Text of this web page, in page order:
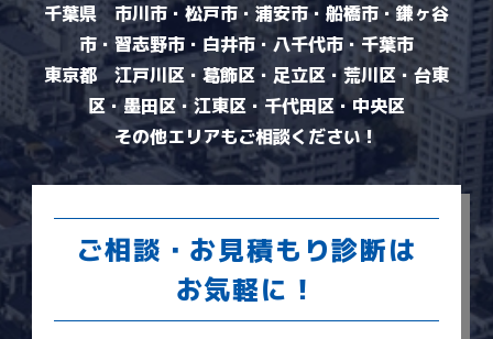
千葉県 市川市・松戸市・浦安市・船橋市・鎌ヶ谷
市・習志野市・白井市・八千代市・千葉市
東京都 江戸川区・葛飾区・足立区・荒川区・台東
区・墨田区・江東区・千代田区・中央区
その他エリアもご相談ください！
ご相談・お見積もり診断は
お気軽に！